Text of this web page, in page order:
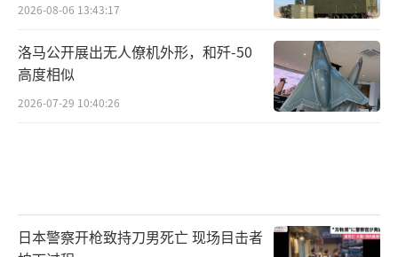
2026-08-06 13:43:17
洛马公开展出无人僚机外形，和歼-50
高度相似
2026-07-29 10:40:26
日本警察开枪致持刀男死亡 现场目击者